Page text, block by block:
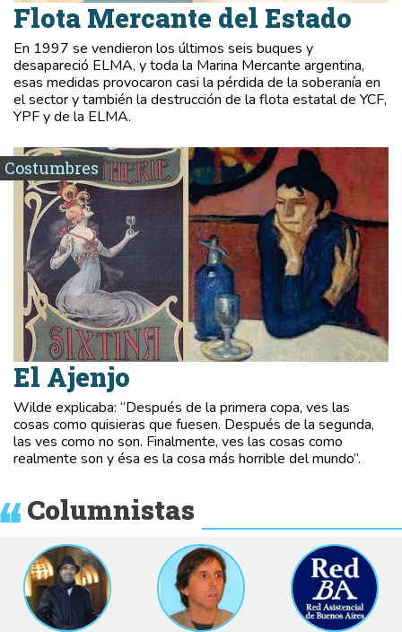
Flota Mercante del Estado
En 1997 se vendieron los últimos seis buques y
desapareció ELMA, y toda la Marina Mercante argentina,
esas medidas provocaron casi la pérdida de la soberanía en
el sector y también la destrucción de la flota estatal de YCF,
YPF y de la ELMA.
Costumbres
El Ajenjo
Wilde explicaba: “Después de la primera copa, ves las
cosas como quisieras que fuesen. Después de la segunda,
las ves como no son. Finalmente, ves las cosas como
realmente son y ésa es la cosa más horrible del mundo”.
Columnistas